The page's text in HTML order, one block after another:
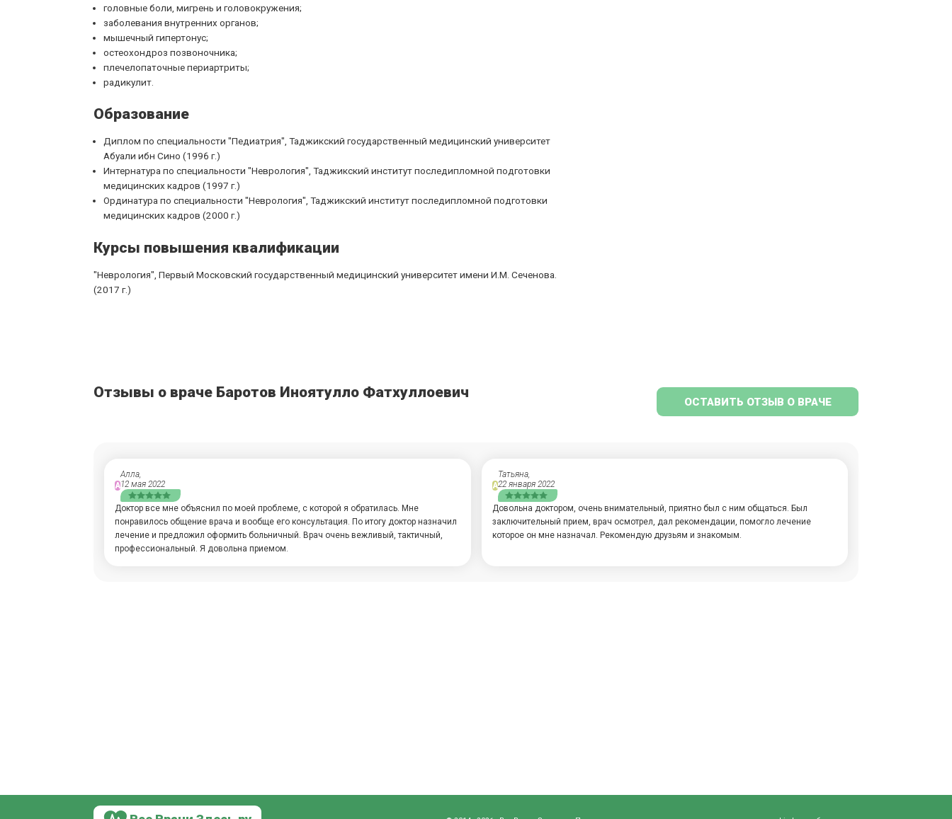
головные боли, мигрень и головокружения;
заболевания внутренних органов;
мышечный гипертонус;
остеохондроз позвоночника;
плечелопаточные периартриты;
радикулит.
Образование
Диплом по специальности "Педиатрия", Таджикский государственный медицинский университет
Абуали ибн Сино (1996 г.)
Интернатура по специальности "Неврология", Таджикский институт последипломной подготовки
медицинских кадров (1997 г.)
Ординатура по специальности "Неврология", Таджикский институт последипломной подготовки
медицинских кадров (2000 г.)
Курсы повышения квалификации
"Неврология", Первый Московский государственный медицинский университет имени И.М. Сеченова.
(2017 г.)
Отзывы о враче Баротов Иноятулло Фатхуллоевич
ОСТАВИТЬ ОТЗЫВ О ВРАЧЕ
А
Алла,
12 мая 2022
Доктор все мне объяснил по моей проблеме, с которой я обратилась. Мне
понравилось общение врача и вообще его консультация. По итогу доктор назначил
лечение и предложил оформить больничный. Врач очень вежливый, тактичный,
профессиональный. Я довольна приемом.
А
Татьяна,
22 января 2022
Довольна доктором, очень внимательный, приятно был с ним общаться. Был
заключительный прием, врач осмотрел, дал рекомендации, помогло лечение
которое он мне назначал. Рекомендую друзьям и знакомым.